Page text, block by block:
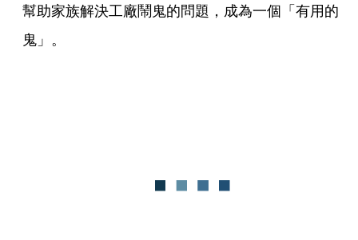
幫助家族解決工廠鬧鬼的問題，成為一個「有用的
鬼」。